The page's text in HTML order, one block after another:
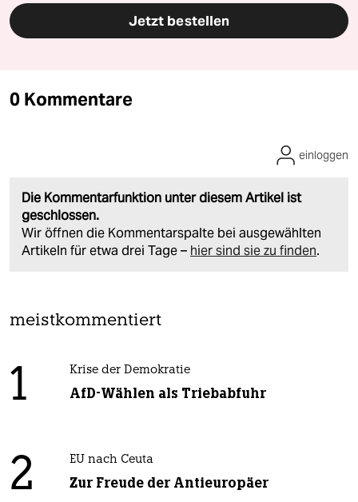
Jetzt bestellen
0 Kommentare
Die Kommentarfunktion unter diesem Artikel ist
geschlossen.
Wir öffnen die Kommentarspalte bei ausgewählten
Artikeln für etwa drei Tage – hier sind sie zu finden.
einloggen
meistkommentiert
1 Krise der Demokratie
AfD-Wählen als Triebabfuhr
2 EU nach Ceuta
Zur Freude der Antieuropäer